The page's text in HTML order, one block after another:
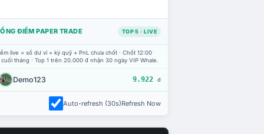
ĐIỂM PAPER TRADE TOP 5 · LIVE
live = số dư ví + ký quỹ + PnL chưa chốt · Chốt 12:00
tháng · Top 1 trên 20.000 đ nhận 30 ngày VIP Whale.
Demo123 9.922 đ
Auto-refresh (30s)Refresh Now